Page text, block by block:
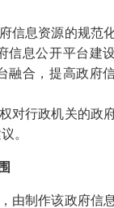
信息资源的规范
信息公开平台建
融合，提高政府
对行政机关的政
。
由制作该政府信